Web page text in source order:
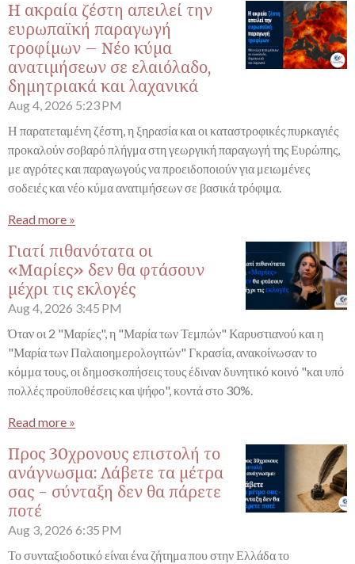
Η ακραία ζέστη απειλεί την
ευρωπαϊκή παραγωγή
τροφίμων – Νέο κύμα
ανατιμήσεων σε ελαιόλαδο,
δημητριακά και λαχανικά
Aug 4, 2026 5:23 PM
Η παρατεταμένη ζέστη, η ξηρασία και οι καταστροφικές πυρκαγιές
προκαλούν σοβαρό πλήγμα στη γεωργική παραγωγή της Ευρώπης,
με αγρότες και παραγωγούς να προειδοποιούν για μειωμένες
σοδειές και νέο κύμα ανατιμήσεων σε βασικά τρόφιμα.
Read more »
Γιατί πιθανότατα οι
«Μαρίες» δεν θα φτάσουν
μέχρι τις εκλογές
Aug 4, 2026 3:45 PM
Όταν οι 2 "Μαρίες", η "Μαρία των Τεμπών" Καρυστιανού και η
"Μαρία των Παλαιοημερολογιτών" Γκρασία, ανακοίνωσαν το
κόμμα τους, οι δημοσκοπήσεις τους έδιναν δυνητικό κοινό "και υπό
πολλές προϋποθέσεις και ψήφο", κοντά στο 30%.
Read more »
Προς 30χρονους επιστολή το
ανάγνωσμα: Λάβετε τα μέτρα
σας - σύνταξη δεν θα πάρετε
ποτέ
Aug 3, 2026 6:35 PM
Το συνταξιοδοτικό είναι ένα ζήτημα που στην Ελλάδα το